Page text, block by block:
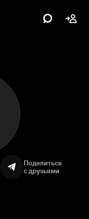
Поделиться
с друзьями